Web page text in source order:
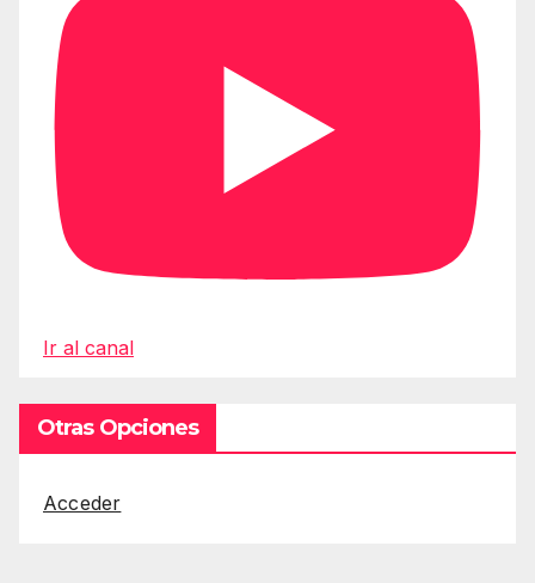
Ir al canal
Otras Opciones
Acceder